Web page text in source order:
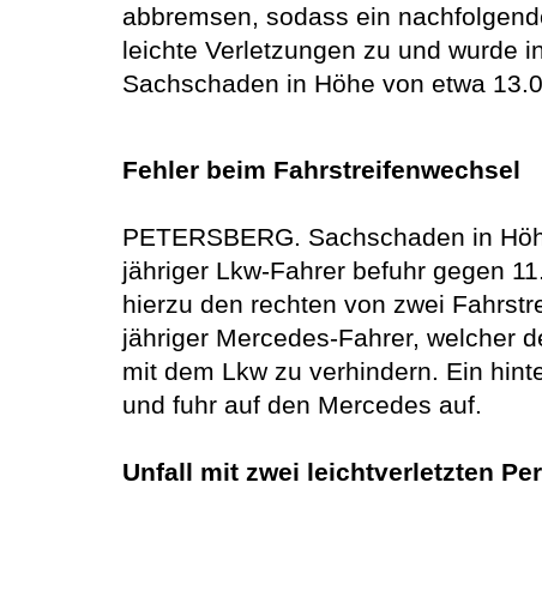
abbremsen, sodass ein
leichte Verletzungen zu und wurde
Sachschaden in Höhe von etwa
Fehler beim Fahrstreifenwechsel
PETERSBERG. Sachschaden in
jähriger Lkw-Fahrer befuhr gegen
hierzu den rechten von zwei
jähriger Mercedes-Fahrer, welcher
mit dem Lkw zu verhindern. Ein
und fuhr auf den Mercedes auf.
Unfall mit zwei leichtverletzten